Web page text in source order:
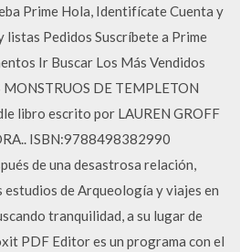
Prime Hola, Identifícate Cuenta y
Pedidos Suscríbete a Prime
Ir Buscar Los Más Vendidos
DE TEMPLETON
libro escrito por LAUREN GROFF
ISBN:9788498382990
de una desastrosa relación,
de Arqueología y viajes en
tranquilidad, a su lugar de
PDF Editor es un programa con el